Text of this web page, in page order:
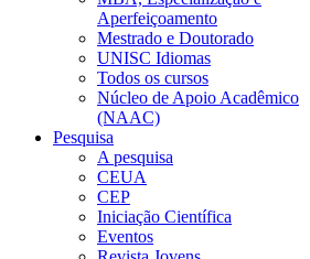
Aperfeiçoamento
Mestrado e Doutorado
UNISC Idiomas
Todos os cursos
Núcleo de Apoio Acadêmico
(NAAC)
Pesquisa
A pesquisa
CEUA
CEP
Iniciação Científica
Eventos